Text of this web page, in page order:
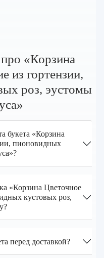
«Корзина
из гортензии,
роз, эустомы
букета «Корзина
пионовидных
«Корзина Цветочное
кустовых роз,
перед доставкой?